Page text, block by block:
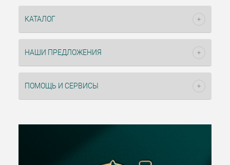
КАТАЛОГ
НАШИ ПРЕДЛОЖЕНИЯ
ПОМОЩЬ И СЕРВИСЫ